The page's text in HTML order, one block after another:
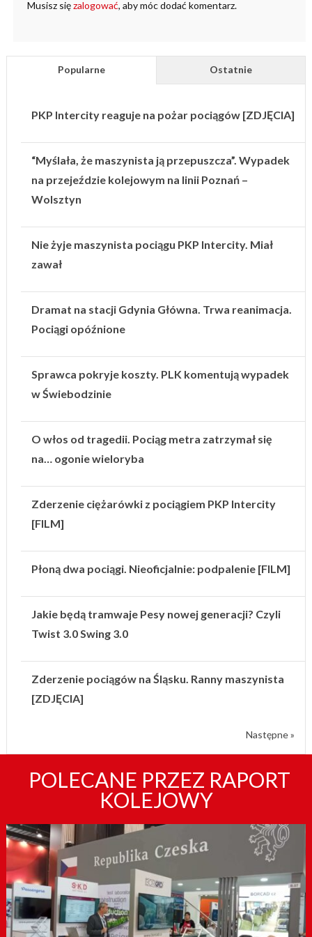
Musisz sięzalogować, aby móc dodać komentarz.
Popularne Ostatnie
PKP Intercity reaguje na pożar pociągów [ZDJĘCIA]
“Myślała, że maszynista ją przepuszcza”. Wypadek
na przejeździe kolejowym na linii Poznań –
Wolsztyn
Nie żyje maszynista pociągu PKP Intercity. Miał
zawał
Dramat na stacji Gdynia Główna. Trwa reanimacja.
Pociągi opóźnione
Sprawca pokryje koszty. PLK komentują wypadek
w Świebodzinie
O włos od tragedii. Pociąg metra zatrzymał się
na… ogonie wieloryba
Zderzenie ciężarówki z pociągiem PKP Intercity
[FILM]
Płoną dwa pociągi. Nieoficjalnie: podpalenie [FILM]
Jakie będą tramwaje Pesy nowej generacji? Czyli
Twist 3.0 Swing 3.0
Zderzenie pociągów na Śląsku. Ranny maszynista
[ZDJĘCIA]
Następne »
POLECANE PRZEZ RAPORT
KOLEJOWY